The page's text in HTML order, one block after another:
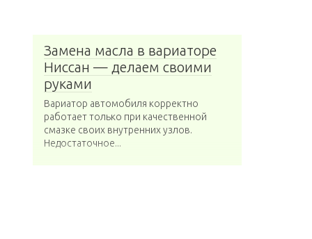
Замена масла в вариаторе
Ниссан — делаем своими
руками
Вариатор автомобиля корректно
работает только при качественной
смазке своих внутренних узлов.
Недостаточное...